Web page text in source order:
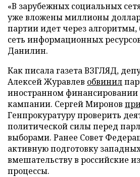
«В зарубежных социальных
уже вложены миллионы
партии идет через алгоритмы,
сеть информационных
Данилин.
Как писала газета ВЗГЛЯД,
Алексей Журавлев обвинил
иностранном
кампании. Сергей Миронов
Генпрокуратуру проверить
политической силы перед
выборами. Ранее Совет
активную подготовку
вмешательству в российские
процессы.